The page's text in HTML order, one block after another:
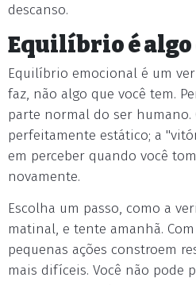
descanso.
Equilíbrio é algo
Equilíbrio emocional é um
faz, não algo que você tem.
parte normal do ser
perfeitamente estático; a
em perceber quando você
novamente.
Escolha um passo, como a
matinal, e tente amanhã.
pequenas ações constroem
mais difíceis. Você não pode